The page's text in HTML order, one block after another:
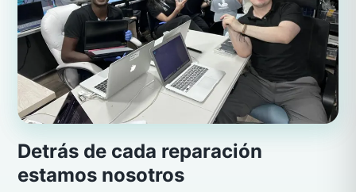
Detrás de cada reparación
estamos nosotros